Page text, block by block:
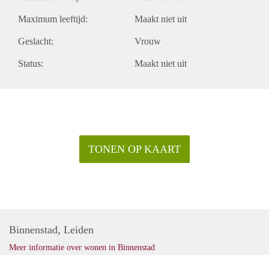
Maximum leeftijd: Maakt niet uit
Geslacht: Vrouw
Status: Maakt niet uit
TONEN OP KAART
Binnenstad, Leiden
Meer informatie over wonen in Binnenstad